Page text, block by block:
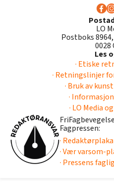
LO
Postboks
0028
Les
· Etiske
· Retningslinjer
· Bruk av
·
· LO Media
Fagpressen:
·
· Vær varsom-
· Pressens